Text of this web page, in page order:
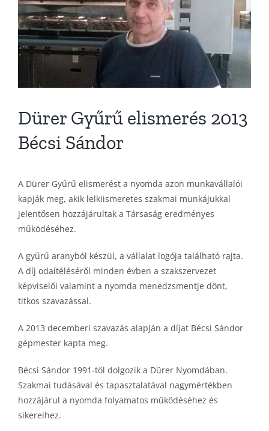
Dürer Gyűrű elismerés 2013
Bécsi Sándor
A Dürer Gyűrű elismerést a nyomda azon munkavállalói
kapják meg, akik lelkiismeretes szakmai munkájukkal
jelentősen hozzájárultak a Társaság eredményes
működéséhez.
A gyűrű aranyból készül, a vállalat logója található rajta.
A díj odaítéléséről minden évben a szakszervezet
képviselői valamint a nyomda menedzsmentje dönt,
titkos szavazással.
A 2013 decemberi szavazás alapján a díjat Bécsi Sándor
gépmester kapta meg.
Bécsi Sándor 1991-től dolgozik a Dürer Nyomdában.
Szakmai tudásával és tapasztalatával nagymértékben
hozzájárul a nyomda folyamatos működéséhez és
sikereihez.